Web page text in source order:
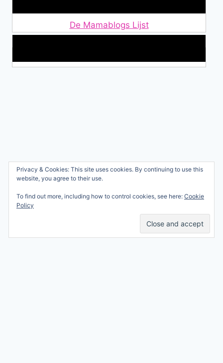
De Mamablogs Lijst
Wie ben ik?
Samenwerken
© 2026 Ren mama, ren!
Professional Blogging
Services
Privacy & Cookies: This site uses cookies. By continuing to use this
website, you agree to their use.
To find out more, including how to control cookies, see here: Cookie
Policy